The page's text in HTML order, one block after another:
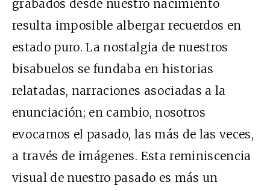
grabados desde nuestro nacimiento
resulta imposible albergar recuerdos en
estado puro. La nostalgia de nuestros
bisabuelos se fundaba en historias
relatadas, narraciones asociadas a la
enunciación; en cambio, nosotros
evocamos el pasado, las más de las veces,
a través de imágenes. Esta reminiscencia
visual de nuestro pasado es más un